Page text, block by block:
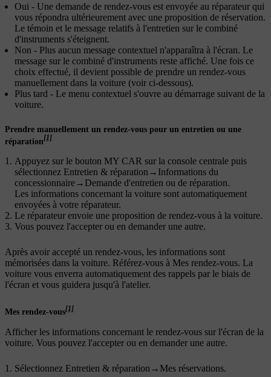
Oui - Une demande de rendez-vous est envoyée au réparateur qui
vous répondra ultérieurement avec une proposition de réservation.
Le témoin et le message relatifs à l'entretien sur le combiné
d'instruments s'éteignent.
Non - Plus aucun message contextuel n'apparaîtra à l'écran. Le
message sur le combiné d'instruments reste affiché. Une fois ce
choix effectué, il devient possible de prendre un rendez-vous
manuellement dans la voiture (voir ci-dessous).
Plus tard - Le menu contextuel s'ouvre au démarrage suivant de la
voiture.
Prendre manuellement un rendez-vous pour un entretien ou une
réparation[1]
Appuyez sur le bouton MY CAR sur la console centrale puis
sélectionnez Entretien & réparation → Informations du
concessionnaire→ Demande d'entretien ou de réparation.
Les informations concernant la voiture sont automatiquement
envoyées à votre réparateur.
Le réparateur envoie une proposition de rendez-vous à la voiture.
Vous pouvez l'accepter ou en demander une autre.
Après avoir accepté un rendez-vous, les informations sont
mémorisées dans la voiture. Référez-vous à Mes rendez-vous. La
voiture vous enverra automatiquement des rappels par le biais de
l'écran et vous guidera jusqu'à l'atelier.
Mes rendez-vous[1]
Afficher les informations concernant le rendez-vous sur l'écran de la
voiture. Vous pouvez l'accepter ou en demander une autre.
Sélectionnez Entretien & réparation → Mes réservations.